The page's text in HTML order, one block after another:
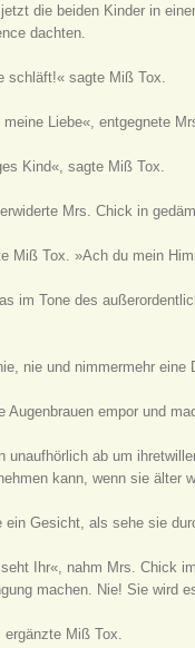
die beiden Kinder in
dachten.
schläft!« sagte Miß Tox.
Liebe«, entgegnete
Kind«, sagte Miß Tox.
Mrs. Chick in
Miß Tox. »Ach du mein
im Tone des
nie und nimmermehr
Augenbrauen empor und
unaufhörlich ab um
kann, wenn sie älter
ein Gesicht, als sehe sie
Ihr«, nahm Mrs. Chick
machen. Nie! Sie wird
Miß Tox.